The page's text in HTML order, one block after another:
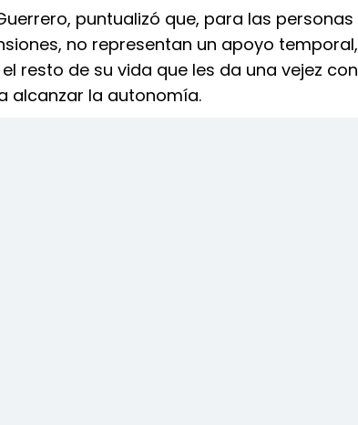
puntualizó que, para las personas
no representan un apoyo temporal,
resto de su vida que les da una vejez con
alcanzar la autonomía.